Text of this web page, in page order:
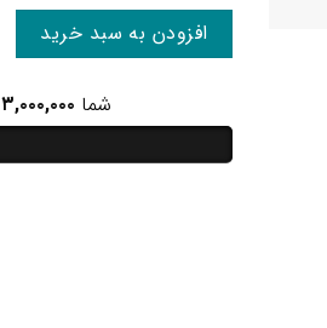
افزودن به سبد خرید
شما ۳,۰۰۰,۰۰۰